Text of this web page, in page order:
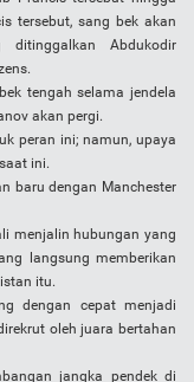
tersebut, sang bek akan
Abdukodir
tengah selama jendela
akan pergi.
peran ini; namun, upaya
ini.
baru dengan Manchester
menjalin hubungan yang
langsung memberikan
itu.
dengan cepat menjadi
oleh juara bertahan
jangka pendek di